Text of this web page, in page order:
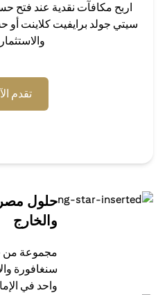
اربح مكافآت نقدية عند
سيتي جولد برايفيت كلاينت أو
تقدم
حلول
والخارج
مجموعة من
سنغافورة
واحد في